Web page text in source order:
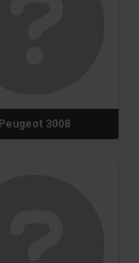
Peugeot 3008